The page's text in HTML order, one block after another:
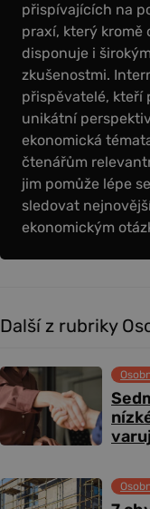
přispívajících na
praxí, který kromě
disponuje i
zkušenostmi.
přispěvatelé, kteří
unikátní
ekonomická
čtenářům
jim pomůže lépe
sledovat
ekonomickým
Další z rubriky